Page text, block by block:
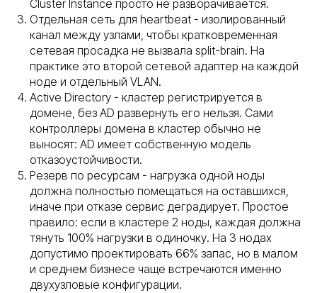
Cluster Instance просто не разворачивается.
Отдельная сеть для heartbeat - изолированный
канал между узлами, чтобы кратковременная
сетевая просадка не вызвала split-brain. На
практике это второй сетевой адаптер на каждой
ноде и отдельный VLAN.
Active Directory - кластер регистрируется в
домене, без AD развернуть его нельзя. Сами
контроллеры домена в кластер обычно не
выносят: AD имеет собственную модель
отказоустойчивости.
Резерв по ресурсам - нагрузка одной ноды
должна полностью помещаться на оставшихся,
иначе при отказе сервис деградирует. Простое
правило: если в кластере 2 ноды, каждая должна
тянуть 100% нагрузки в одиночку. На 3 нодах
допустимо проектировать 66% запас, но в малом
и среднем бизнесе чаще встречаются именно
двухузловые конфигурации.